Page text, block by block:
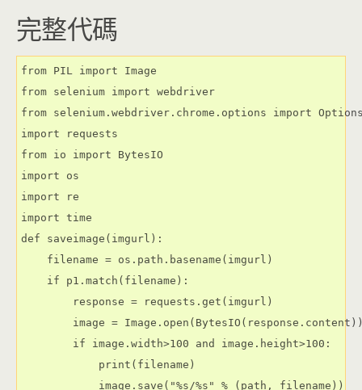
完整代碼
from PIL import Image
from selenium import webdriver
from selenium.webdriver.chrome.options import
import requests
from io import BytesIO
import os
import re
import time
def saveimage(imgurl):
    filename = os.path.basename(imgurl)
    if p1.match(filename):
        response = requests.get(imgurl)
image =
        if image.width>100 and image.height>100:
            print(filename)
            image.save("%s/%s" % (path, filename))